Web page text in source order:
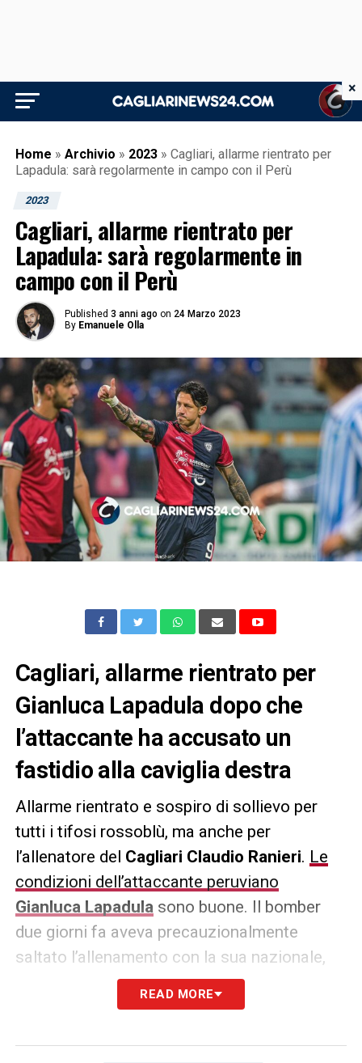
Home » Archivio » 2023 » Cagliari, allarme rientrato per
Lapadula: sarà regolarmente in campo con il Perù
2023
Cagliari, allarme rientrato per
Lapadula: sarà regolarmente in
campo con il Perù
Published 3 anni ago on 24 Marzo 2023
By Emanuele Olla
Cagliari, allarme rientrato per
Gianluca Lapadula dopo che
l’attaccante ha accusato un
fastidio alla caviglia destra
Allarme rientrato e sospiro di sollievo per
tutti i tifosi rossoblù, ma anche per
l’allenatore del Cagliari Claudio Ranieri. Le
condizioni dell’attaccante peruviano
Gianluca Lapadula sono buone. Il bomber
due giorni fa aveva precauzionalmente
saltato l’allenamento con la sua nazionale,
salvo fare un lavoro personalizzato nel
giorno seguente. Nulla di grave, solo un
READ MORE
×